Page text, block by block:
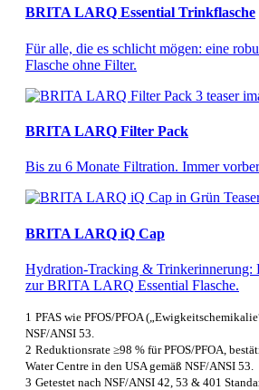
BRITA LARQ Essential Trinkflasche
Für alle, die es schlicht mögen: eine
Flasche ohne Filter.
BRITA LARQ Filter Pack
Bis zu 6 Monate Filtration. Immer
BRITA LARQ iQ Cap
Hydration-Tracking & Trinkerinnerung:
zur BRITA LARQ Essential Flasche.
1 PFAS wie PFOS/PFOA
NSF/ANSI 53.
2 Reduktionsrate ≥98 % für PFOS/PFOA,
Water Centre in den USA gemäß NSF/ANSI 53.
3 Getestet nach NSF/ANSI 42, 53 & 401